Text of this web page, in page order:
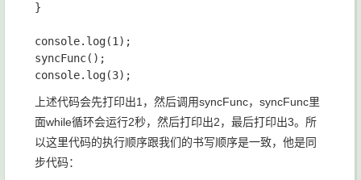
}
console.log(1);
syncFunc();
上述代码会先打印出1，然后调用syncFunc， syncFunc里
面while循环会运行2秒，然后打印出2，最后打印出3。所
以这里代码的执行顺序跟我们的书写顺序是一致，他是同
步代码：